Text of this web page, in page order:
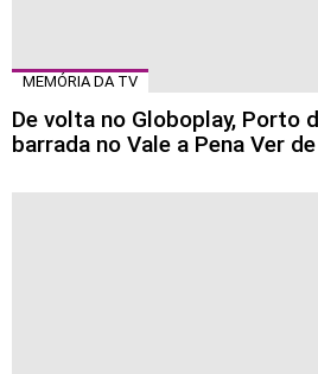
MEMÓRIA DA TV
De volta no Globoplay, Porto
barrada no Vale a Pena Ver